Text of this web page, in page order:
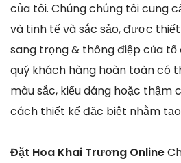
của tôi. Chúng chúng tôi cung
và tinh tế và sắc sảo, được
sang trọng & thông điệp của
quý khách hàng hoàn toàn có
màu sắc, kiểu dáng hoặc thậm
cách thiết kế đặc biệt nhằm tạo
Đặt Hoa Khai Trương Online